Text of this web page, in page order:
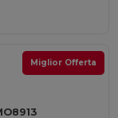
Miglior Offerta